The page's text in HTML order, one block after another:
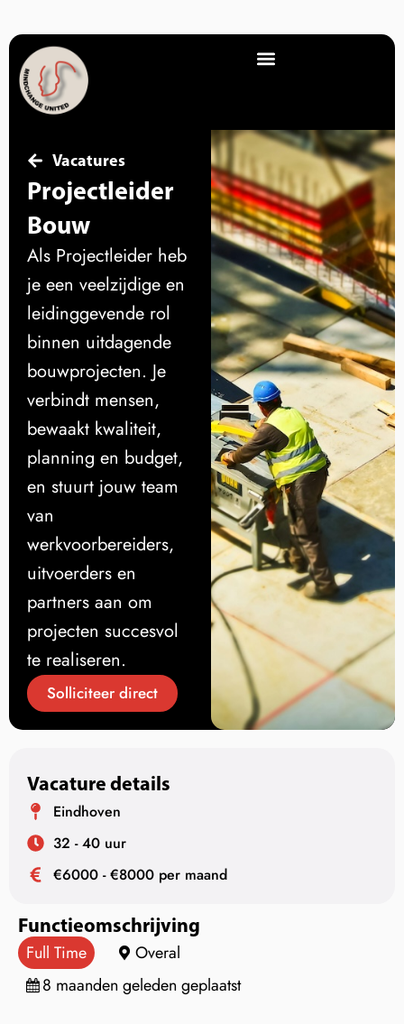
Vacatures
Projectleider
Bouw
Als Projectleider heb
je een veelzijdige en
leidinggevende rol
binnen uitdagende
bouwprojecten. Je
verbindt mensen,
bewaakt kwaliteit,
planning en budget,
en stuurt jouw team
van
werkvoorbereiders,
uitvoerders en
partners aan om
projecten succesvol
te realiseren.
Solliciteer direct
Vacature details
Eindhoven
32 - 40 uur
€6000 - €8000 per maand
Functieomschrijving
Full Time
Overal
8 maanden geleden geplaatst